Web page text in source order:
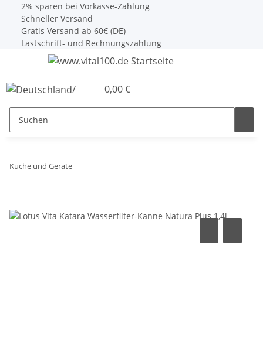
2% sparen bei Vorkasse-Zahlung
Schneller Versand
Gratis Versand ab 60€ (DE)
Lastschrift- und Rechnungszahlung
0,00 €
Küche und Geräte